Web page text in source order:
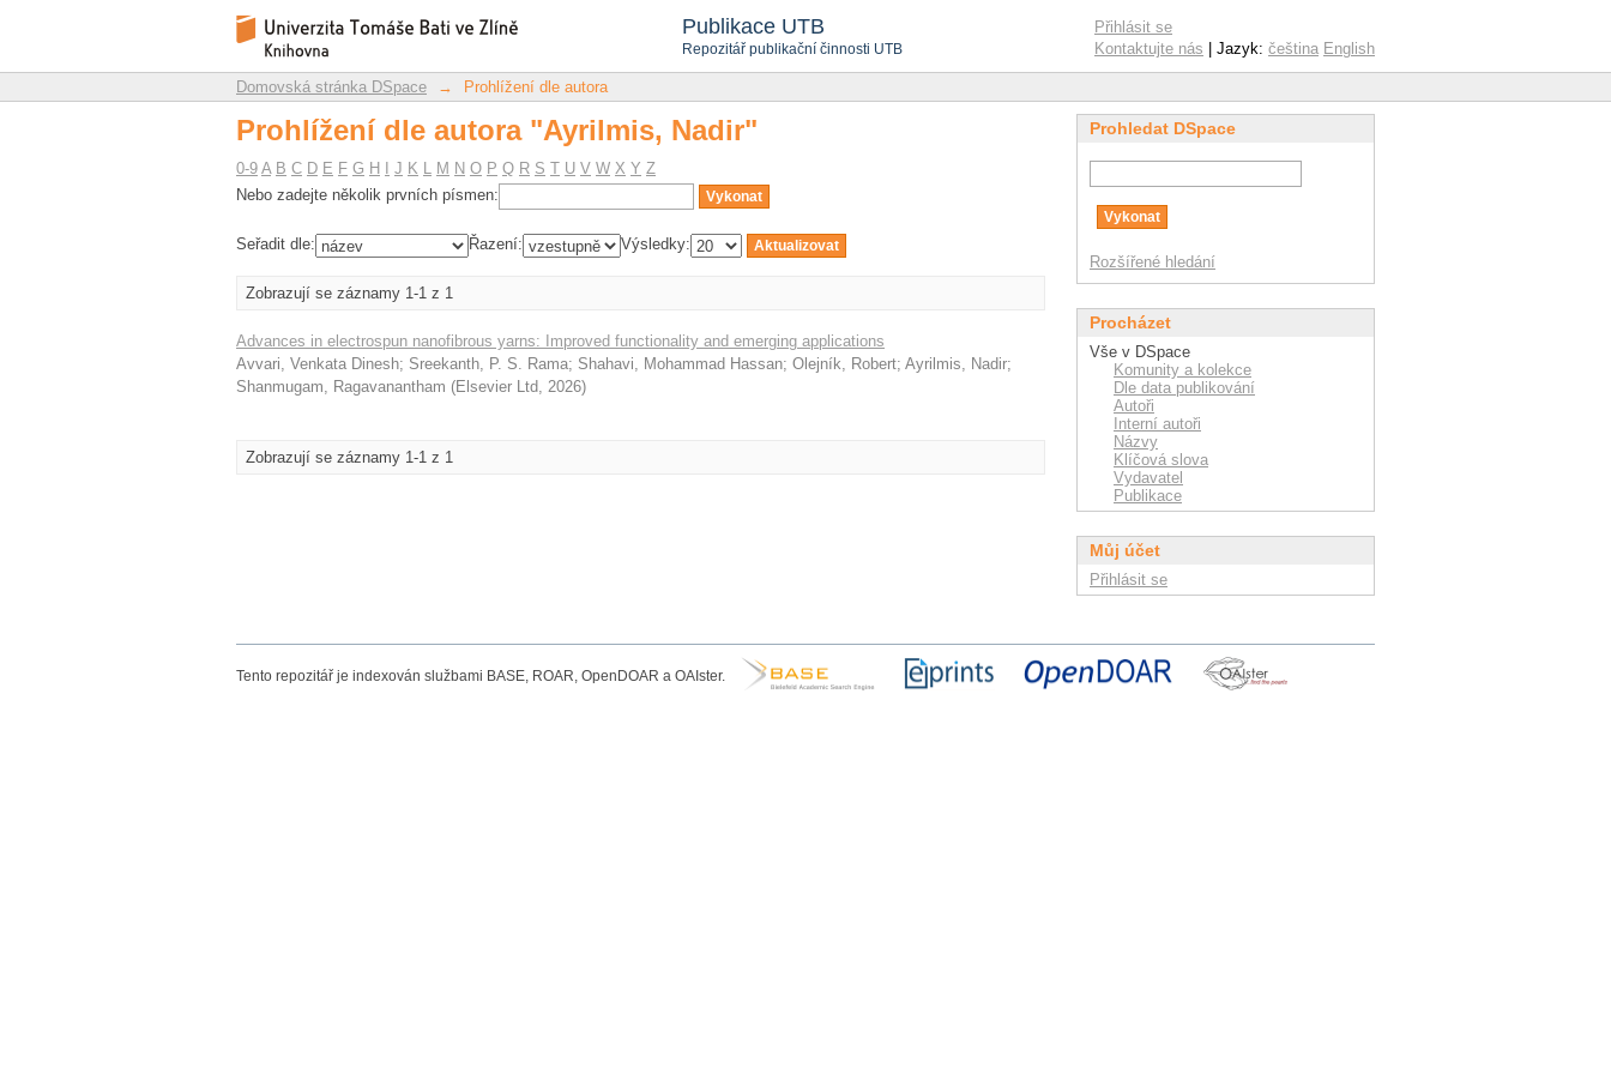
Publikace UTB
Repozitář publikační činnosti UTB
Prohlížení dle autora "Ayrilmis, Nadir"
Repozitář DSpace/Manakin
Přihlásit se
Kontaktujte nás | Jazyk: čeština English
Domovská stránka DSpace → Prohlížení dle autora
Prohlížení dle autora "Ayrilmis, Nadir"
0-9 A B C D E F G H J K L M N O P Q R S T U V W X Y Z
Nebo zadejte několik prvních písmen:
Seřadit dle: Řazení: Výsledky:
Zobrazují se záznamy 1-1 z 1
Advances in electrospun nanofibrous yarns: Improved functionality and emerging applications
Avvari, Venkata Dinesh; Sreekanth, P. S. Rama; Shahavi, Mohammad Hassan; Olejník, Robert; Ayrilmis, Nadir;
Shanmugam, Ragavanantham (Elsevier Ltd, 2026)
Zobrazují se záznamy 1-1 z 1
Prohledat DSpace
Rozšířené hledání
Procházet
Vše v DSpace
Komunity a kolekce
Dle data publikování
Autoři
Interní autoři
Názvy
Klíčová slova
Vydavatel
Publikace
Můj účet
Přihlásit se
Tento repozitář je indexován službami BASE, ROAR, OpenDOAR a OAIster.